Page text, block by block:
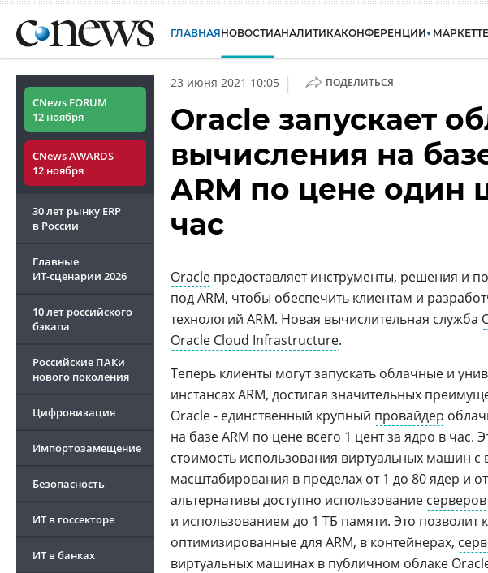
ГЛАВНАЯНОВОСТИАНАЛИТИКАКОНФЕРЕНЦИИ МАРКЕТ
CNews FORUM
12 ноября
CNews AWARDS
12 ноября
30 лет рынку ERP
в России
Главные
ИТ-сценарии 2026
10 лет российского
бэкапа
Российские ПАКи
нового поколения
Цифровизация
Импортозамещение
Безопасность
ИТ в госсекторе
ИТ в банках
23 июня 2021 10:05 | ПОДЕЛИТЬСЯ
Oracle запускает
вычисления на
ARM по цене один
час
Oracle предоставляет инструменты, решения и
под ARM, чтобы обеспечить клиентам и
технологий ARM. Новая вычислительная служба
Oracle Cloud Infrastructure.
Теперь клиенты могут запускать облачные и
инстансах ARM, достигая значительных
Oracle - единственный крупный провайдер
на базе ARM по цене всего 1 цент за ядро в час.
стоимость использования виртуальных машин с
масштабирования в пределах от 1 до 80 ядер и
альтернативы доступно использование серверов
и использованием до 1 ТБ памяти. Это позволит
оптимизированные для ARM, в контейнерах,
виртуальных машинах в публичном облаке